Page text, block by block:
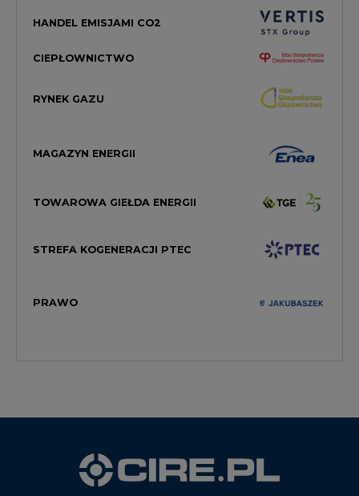
HANDEL EMISJAMI CO2
CIEPŁOWNICTWO
RYNEK GAZU
MAGAZYN ENERGII
TOWAROWA GIEŁDA ENERGII
STREFA KOGENERACJI PTEC
PRAWO